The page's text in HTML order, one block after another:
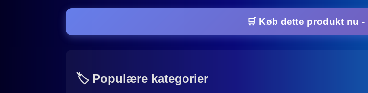
🛒 Køb dette produkt nu -
🏷️ Populære kategorier